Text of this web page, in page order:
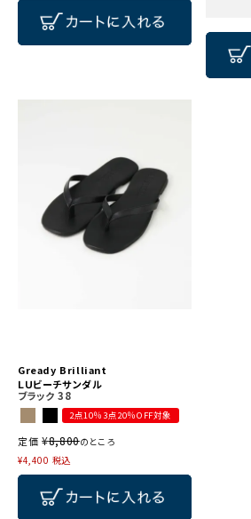
Gready Brilliant
ＬＵビーチサンダル
ブラック 38
2点10％3点20％OFF対象
定価 ¥8,800のところ
¥4,400 税込